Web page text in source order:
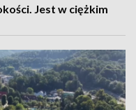
Jest w ciężkim